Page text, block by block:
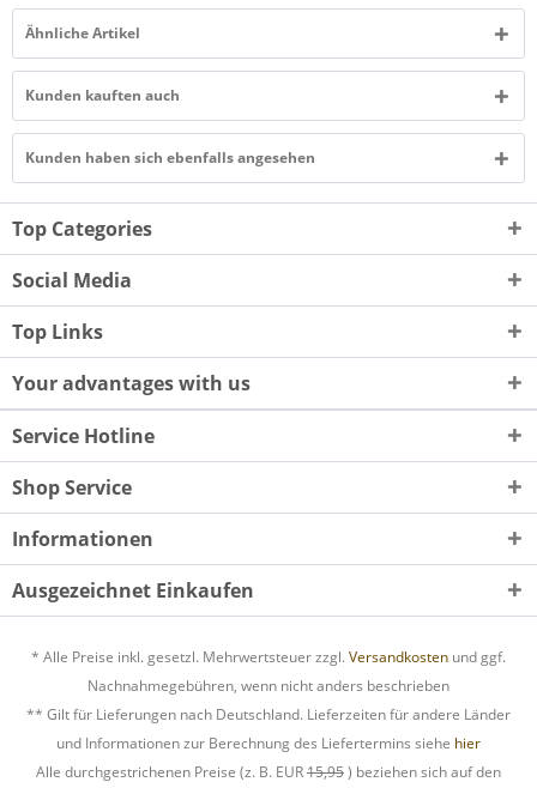
Ähnliche Artikel
Kunden kauften auch
Kunden haben sich ebenfalls angesehen
Top Categories
Social Media
Top Links
Your advantages with us
Service Hotline
Shop Service
Informationen
Ausgezeichnet Einkaufen
* Alle Preise inkl. gesetzl. Mehrwertsteuer zzgl. Versandkosten und ggf.
Nachnahmegebühren, wenn nicht anders beschrieben
** Gilt für Lieferungen nach Deutschland. Lieferzeiten für andere Länder
und Informationen zur Berechnung des Liefertermins siehe hier
Alle durchgestrichenen Preise (z. B. EUR15,95) beziehen sich auf den